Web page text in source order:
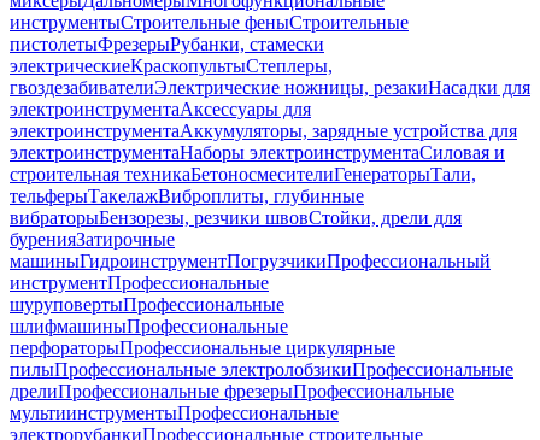
инструментыСтроительные феныСтроительные
пистолетыФрезерыРубанки, стамески
электрическиеКраскопультыСтеплеры,
гвоздезабивателиЭлектрические ножницы, резакиНасадки для
электроинструментаАксессуары для
электроинструментаАккумуляторы, зарядные устройства для
электроинструментаНаборы электроинструментаСиловая и
строительная техникаБетоносмесителиГенераторыТали,
тельферыТакелажВиброплиты, глубинные
вибраторыБензорезы, резчики швовСтойки, дрели для
буренияЗатирочные
машиныГидроинструментПогрузчикиПрофессиональный
инструментПрофессиональные
шуруповертыПрофессиональные
шлифмашиныПрофессиональные
перфораторыПрофессиональные циркулярные
пилыПрофессиональные электролобзикиПрофессиональные
дрелиПрофессиональные фрезерыПрофессиональные
мультиинструментыПрофессиональные
электрорубанкиПрофессиональные строительные